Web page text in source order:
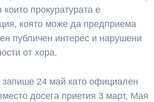
прокуратурата е
която може да предприема
публичен интерес и нарушени
от хора.
запише 24 май като официален
досега приетия 3 март, Мая